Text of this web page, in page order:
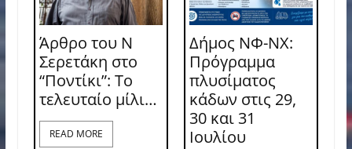
Άρθρο του Ν
Σερετάκη στο
“Ποντίκι”: Το
τελευταίο μίλι…
READ MORE
Δήμος ΝΦ-ΝΧ:
Πρόγραμμα
πλυσίματος
κάδων στις 29,
30 και 31
Ιουλίου